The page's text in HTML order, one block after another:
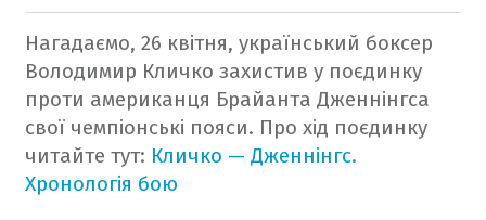
Нагадаємо, 26 квітня, український боксер
Володимир Кличко захистив у поєдинку
проти американця Брайанта Дженнінгса
свої чемпіонські пояси. Про хід поєдинку
читайте тут: Кличко — Дженнінгс.
Хронологія бою